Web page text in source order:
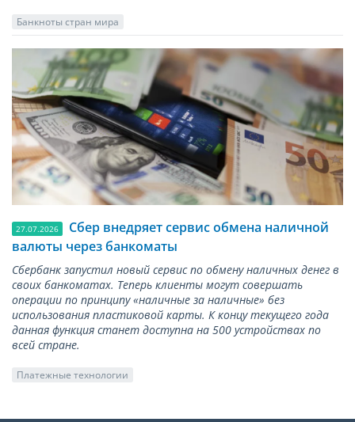
Банкноты стран мира
27.07.2026
Сбер внедряет сервис обмена наличной
валюты через банкоматы
Сбербанк запустил новый сервис по обмену наличных денег в
своих банкоматах. Теперь клиенты могут совершать
операции по принципу «наличные за наличные» без
использования пластиковой карты. К концу текущего года
данная функция станет доступна на 500 устройствах по
всей стране.
Платежные технологии